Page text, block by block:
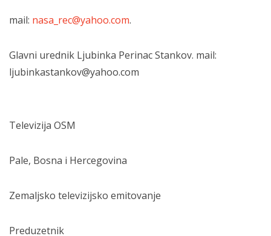
mail: nasa_rec@yahoo.com.
Glavni urednik Ljubinka Perinac Stankov. mail:
ljubinkastankov@yahoo.com
Televizija OSM
Pale, Bosna i Hercegovina
Zemaljsko televizijsko emitovanje
Preduzetnik